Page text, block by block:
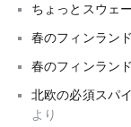
ちょっとスウェ
春のフィンラン
春のフィンラン
北欧の必須スパ
より